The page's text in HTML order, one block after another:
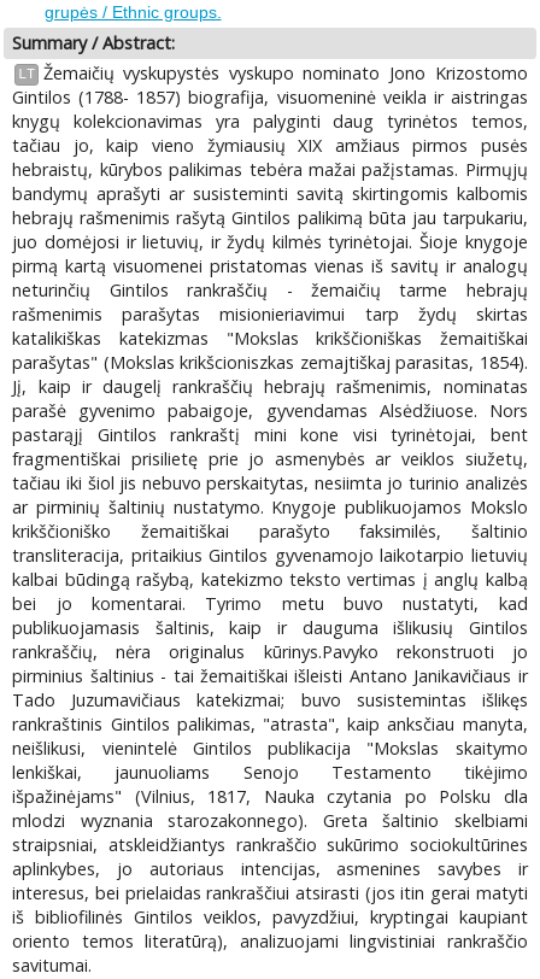
grupės / Ethnic groups.
Summary / Abstract:
LT Žemaičių vyskupystės vyskupo nominato Jono Krizostomo
Gintilos (1788- 1857) biografija, visuomeninė veikla ir aistringas
knygų kolekcionavimas yra palyginti daug tyrinėtos temos,
tačiau jo, kaip vieno žymiausių XIX amžiaus pirmos pusės
hebraistų, kūrybos palikimas tebėra mažai pažįstamas. Pirmųjų
bandymų aprašyti ar susisteminti savitą skirtingomis kalbomis
hebrajų rašmenimis rašytą Gintilos palikimą būta jau tarpukariu,
juo domėjosi ir lietuvių, ir žydų kilmės tyrinėtojai. Šioje knygoje
pirmą kartą visuomenei pristatomas vienas iš savitų ir analogų
neturinčių Gintilos rankraščių - žemaičių tarme hebrajų
rašmenimis parašytas misionieriavimui tarp žydų skirtas
katalikiškas katekizmas "Mokslas krikščioniškas žemaitiškai
parašytas" (Mokslas krikšcioniszkas zemajtiškaj parasitas, 1854).
Jį, kaip ir daugelį rankraščių hebrajų rašmenimis, nominatas
parašė gyvenimo pabaigoje, gyvendamas Alsėdžiuose. Nors
pastarąjį Gintilos rankraštį mini kone visi tyrinėtojai, bent
fragmentiškai prisilietę prie jo asmenybės ar veiklos siužetų,
tačiau iki šiol jis nebuvo perskaitytas, nesiimta jo turinio analizės
ar pirminių šaltinių nustatymo. Knygoje publikuojamos Mokslo
krikščioniško žemaitiškai parašyto faksimilės, šaltinio
transliteracija, pritaikius Gintilos gyvenamojo laikotarpio lietuvių
kalbai būdingą rašybą, katekizmo teksto vertimas į anglų kalbą
bei jo komentarai. Tyrimo metu buvo nustatyti, kad
publikuojamasis šaltinis, kaip ir dauguma išlikusių Gintilos
rankraščių, nėra originalus kūrinys.Pavyko rekonstruoti jo
pirminius šaltinius - tai žemaitiškai išleisti Antano Janikavičiaus ir
Tado Juzumavičiaus katekizmai; buvo susistemintas išlikęs
rankraštinis Gintilos palikimas, "atrasta", kaip anksčiau manyta,
neišlikusi, vienintelė Gintilos publikacija "Mokslas skaitymo
lenkiškai, jaunuoliams Senojo Testamento tikėjimo
išpažinėjams" (Vilnius, 1817, Nauka czytania po Polsku dla
mlodzi wyznania starozakonnego). Greta šaltinio skelbiami
straipsniai, atskleidžiantys rankraščio sukūrimo sociokultūrines
aplinkybes, jo autoriaus intencijas, asmenines savybes ir
interesus, bei prielaidas rankraščiui atsirasti (jos itin gerai matyti
iš bibliofilinės Gintilos veiklos, pavyzdžiui, kryptingai kaupiant
oriento temos literatūrą), analizuojami lingvistiniai rankraščio
savitumai.